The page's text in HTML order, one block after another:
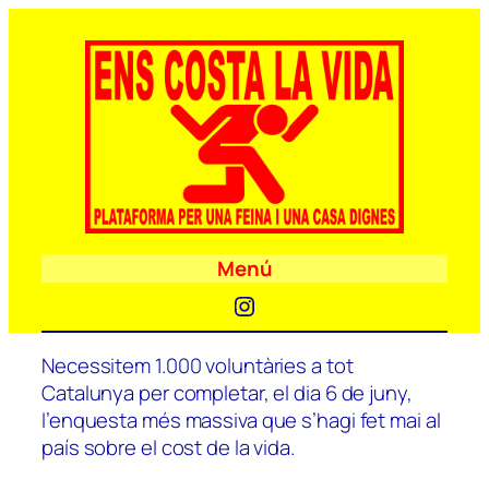
Menú
Instagram
Necessitem 1.000 voluntàries a tot
Catalunya per completar, el dia 6 de juny,
l’enquesta més massiva que s’hagi fet mai al
país sobre el cost de la vida.